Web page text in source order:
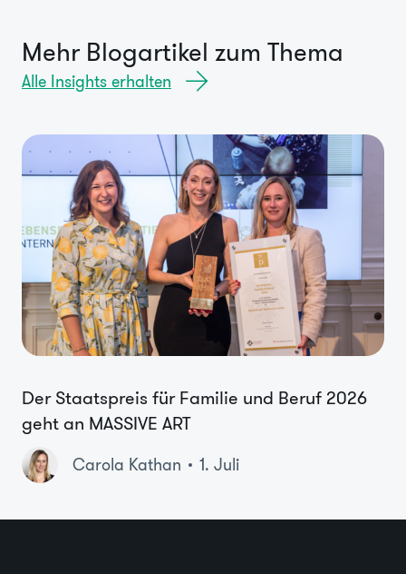
Mehr Blogartikel zum Thema
Alle Insights erhalten
Der Staatspreis für Familie und Beruf 2026
geht an MASSIVE ART
Carola Kathan 1. Juli